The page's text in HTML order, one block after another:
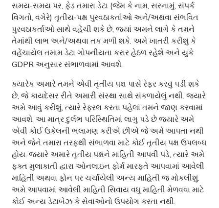
સમય-સમય પર, ફેડ તમારા ડેટા (જેમ કે નામ, સરનામું, સંપર્ક
વિગતો, વગેરે) તૃતીય-પક્ષ પુરવઠાકર્તાઓ અને/અથવા સંભવિત
પુરવઠાકર્તાઓ સાથે વહેંચી શકે છે, જ્યાં અમને લાગે કે તમને
તેમાંથી લાભ અને/અથવા તક મળી શકે. અમે ખાતરી કરીશું કે
વહેંચાયેલ તમામ ડેટા ગોપનીયતા કરાર હેઠળ રહેશે અને યુકે
GDPR અનુસાર સંભાળવામાં આવશે.
ક્યારેક અમારે તમને એવી તૃતીય પક્ષ પાસે રેફર કરવું પડી શકે
છે, જે કાયદેસર રીતે અમારી સંસ્થા સાથે સંકળાયેલું નથી. જ્યારે
અમે આવું કરીશું, ત્યારે રેફરલ કરતા પહેલાં તમને જાણ કરવામાં
આવશે. આ માત્ર દુર્લભ પરિસ્થિતિમાં લાગુ પડે છે જ્યારે અમે
એવી કોઈ ઉકેલની ભલામણ કરીએ છીએ જે અમે આપતા નથી
અને જેને તમારા તરફથી સંભાળવા માટે કોઈ તૃતીય પક્ષ ઉપલબ્ધ
હોય. જ્યારે અમારે તૃતીય પક્ષને માહિતી આપવી પડે, ત્યારે અમે
ફક્ત મુલાકાતી દ્વારા ઓનલાઇન ફોર્મ મારફતે આપવામાં આવેલી
માહિતી અથવા ફોન પર ચર્ચાયેલી અન્ય માહિતી જ મોકલીશું.
અમે આપવામાં આવેલી માહિતી સિવાય વધુ માહિતી મેળવવા માટે
કોઈ અન્ય ડેટાબેઝ કે સેવાઓનો ઉપયોગ કરતા નથી.